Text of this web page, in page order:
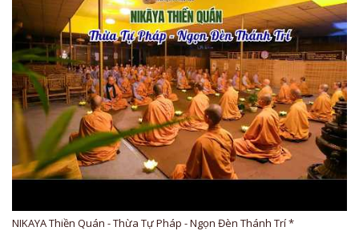
NIKAYA Thiền Quán - Thừa Tự Pháp - Ngọn Đèn Thánh Trí *